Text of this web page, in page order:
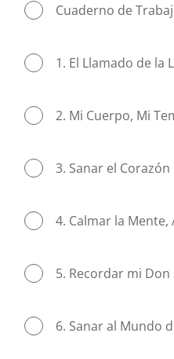
Cuaderno de
1. El Llamado de la
2. Mi Cuerpo, Mi
3. Sanar el
4. Calmar la
5. Recordar mi
6. Sanar al Mundo